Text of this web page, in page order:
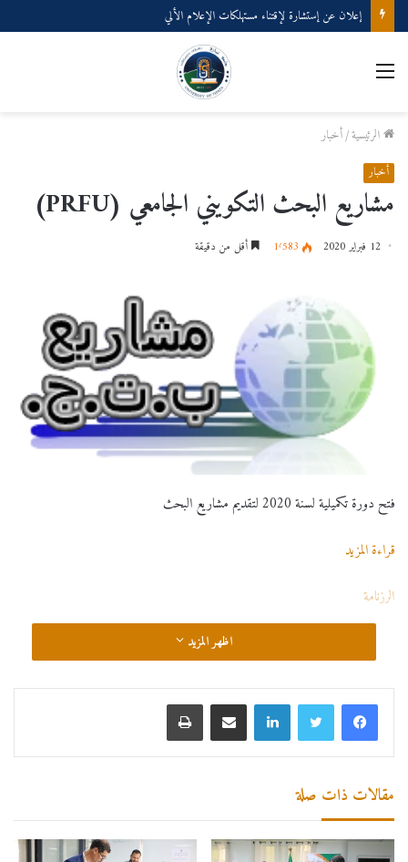
إعلان عن إستشارة لإقتناء مستهلكات الإعلام الألي
القائمة
الرئيسية/أخبار
أخبار
مشاريع البحث التكويني الجامعي (PRFU)
12 فبراير 2020 1٬583 أقل من دقيقة
فتح دورة تكميلية لسنة 2020 لتقديم مشاريع البحث
قراءة المزيد
الرزنامة
اظهر المزيد
لينكدإن مشاركة عبر البريد طباعة
مقالات ذات صلة